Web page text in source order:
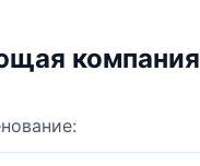
компания